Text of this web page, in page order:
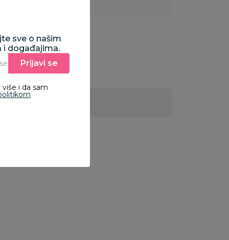
sve o našim
i događajima.
Unesite Vašu e‑mail adresu da biste se prijavili na newsletter.
Prijavi se
i da sam